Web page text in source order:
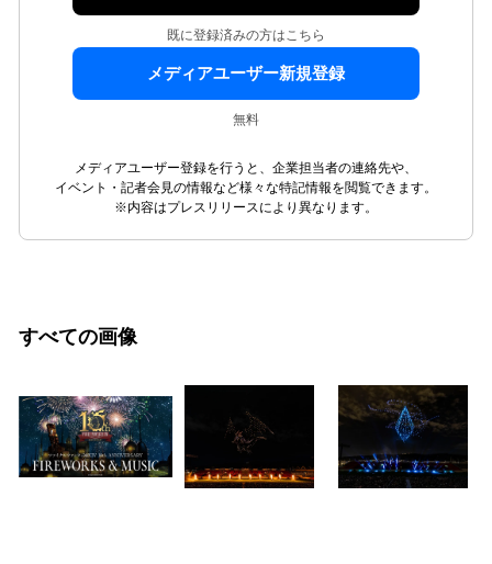
既に登録済みの方はこちら
メディアユーザー新規登録
無料
メディアユーザー登録を行うと、企業担当者の連絡先や、
イベント・記者会見の情報など様々な特記情報を閲覧できます。
※内容はプレスリリースにより異なります。
すべての画像